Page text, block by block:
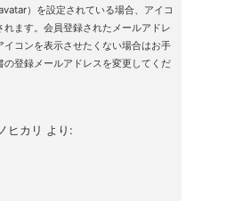
）を設定されている場合、アイコ
ます。会員登録されたメールアドレ
イコンを表示させたくない場合はお手
の登録メールアドレスを変更してくだ
ヒカリ より: